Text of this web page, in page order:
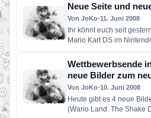
Neue Seite und
Von JoKo•11. Juni 2008
Ihr könnt euch seit
Mario Kart DS im
Wettbewerbsende
neue Bilder zum
Von JoKo•10. Juni 2008
Heute gibt es 4 neue
(Wario Land: The Shake